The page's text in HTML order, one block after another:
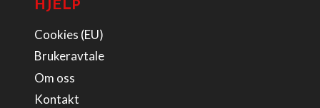
HJELP
Cookies (EU)
Brukeravtale
Om oss
Kontakt